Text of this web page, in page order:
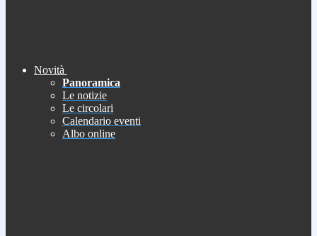
Novità
Panoramica
Le notizie
Le circolari
Calendario eventi
Albo online